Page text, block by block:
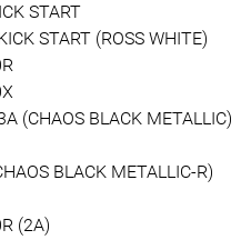
START
START (ROSS WHITE)
(CHAOS BLACK METALLIC)
BLACK METALLIC-R)
(2A)